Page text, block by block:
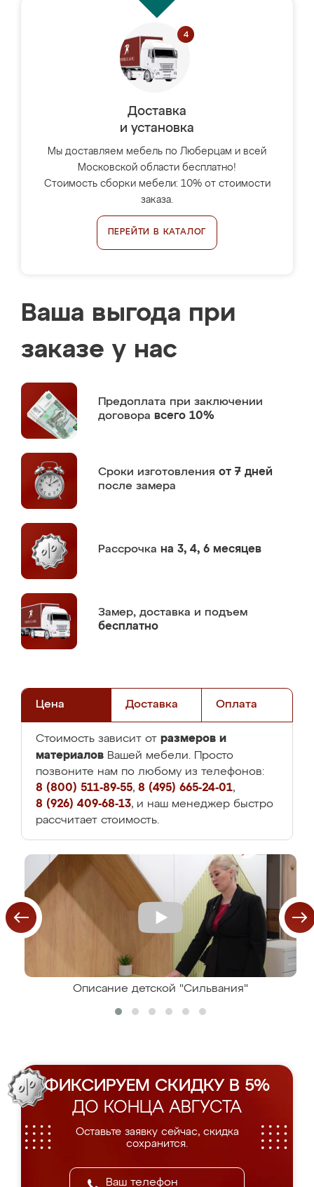
Доставка
и установка
Мы доставляем мебель по Люберцам и всей
Московской области бесплатно!
Стоимость сборки мебели: 10% от стоимости
заказа.
ПЕРЕЙТИ В КАТАЛОГ
Ваша выгода при
заказе у нас
Предоплата при заключении
договора всего 10%
Сроки изготовления от 7 дней
после замера
Рассрочка на 3, 4, 6 месяцев
Замер, доставка и подъем
бесплатно
Цена Доставка Оплата
Стоимость зависит от размеров и
материалов Вашей мебели. Просто
позвоните нам по любому из телефонов:
8 (800) 511-89-55, 8 (495) 665-24-01,
8 (926) 409-68-13, и наш менеджер быстро
рассчитает стоимость.
Описание детской "Сильвания"
ФИКСИРУЕМ СКИДКУ В 5%
ДО КОНЦА АВГУСТА
Оставьте заявку сейчас, скидка
сохранится.